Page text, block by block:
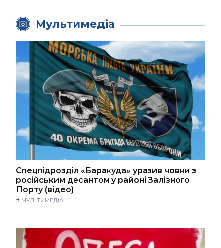
Мультимедіа
Спецпідрозділ «Баракуда» уразив човни з
російським десантом у районі Залізного
Порту (відео)
# МУЛЬТИМЕДІА